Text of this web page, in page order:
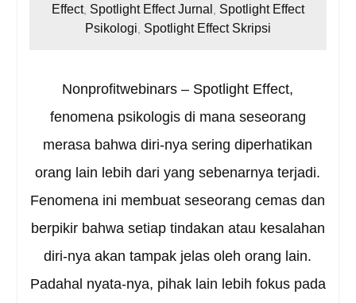
Effect, Spotlight Effect Jurnal
Spotlight Effect
Psikologi Spotlight Effect Skripsi
Nonprofitwebinars – Spotlight Effect,
fenomena psikologis di mana seseorang
merasa bahwa diri-nya sering diperhatikan
orang lain lebih dari yang sebenarnya terjadi.
Fenomena ini membuat seseorang cemas dan
berpikir bahwa setiap tindakan atau kesalahan
diri-nya akan tampak jelas oleh orang lain.
Padahal nyata-nya, pihak lain lebih fokus pada